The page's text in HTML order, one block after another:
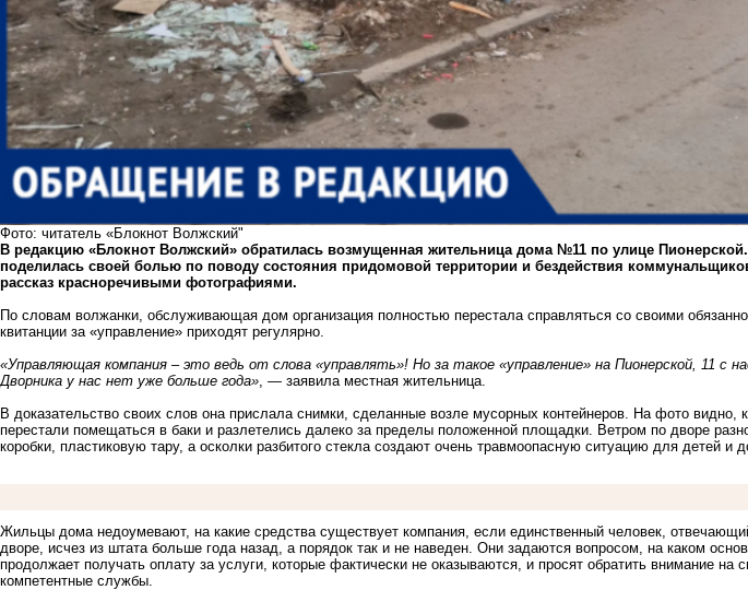
Фото: читатель «Блокнот Волжский"
В редакцию «Блокнот Волжский» обратилась возмущенная жительница дома №11 по улице
поделилась своей болью по поводу состояния придомовой территории и бездействия
рассказ красноречивыми фотографиями.
По словам волжанки, обслуживающая дом организация полностью перестала справляться со своими
квитанции за «управление» приходят регулярно.
«Управляющая компания – это ведь от слова «управлять»! Но за такое «управление» на Пионерской, 11 с
Дворника у нас нет уже больше года», — заявила местная жительница.
В доказательство своих слов она прислала снимки, сделанные возле мусорных контейнеров. На фото видно,
перестали помещаться в баки и разлетелись далеко за пределы положенной площадки. Ветром по дворе
коробки, пластиковую тару, а осколки разбитого стекла создают очень травмоопасную ситуацию для детей и
Жильцы дома недоумевают, на какие средства существует компания, если единственный человек,
дворе, исчез из штата больше года назад, а порядок так и не наведен. Они задаются вопросом, на каком
продолжает получать оплату за услуги, которые фактически не оказываются, и просят обратить внимание на
компетентные службы.